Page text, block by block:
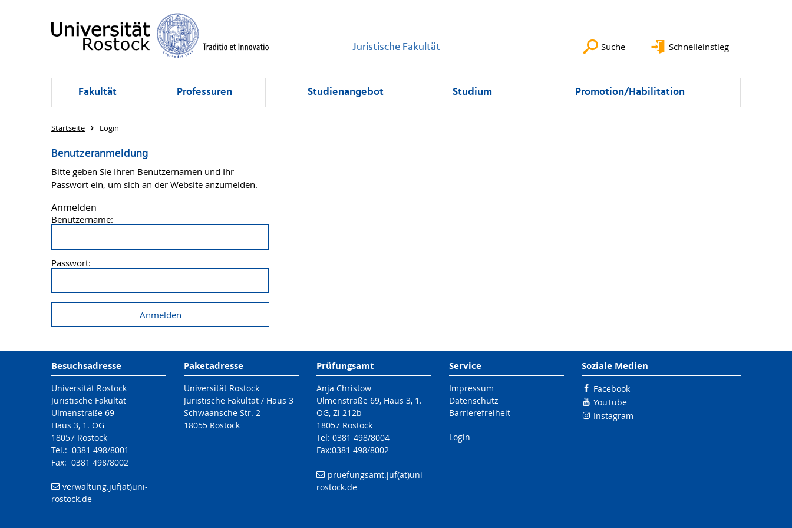
Juristische Fakultät Suche Schnelleinstieg
Fakultät Professuren Studienangebot Studium Promotion/Habilitation
Startseite Login
Benutzeranmeldung
Bitte geben Sie Ihren Benutzernamen und Ihr
Passwort ein, um sich an der Website anzumelden.
Anmelden
Benutzername:
Passwort:
Besuchsadresse
Universität Rostock
Juristische Fakultät
Ulmenstraße 69
Haus 3, 1. OG
18057 Rostock
Tel.: 0381 498/8001
Fax: 0381 498/8002
verwaltung.juf(at)uni-
rostock.de
Paketadresse
Universität Rostock
Juristische Fakultät / Haus 3
Schwaansche Str. 2
18055 Rostock
Prüfungsamt
Anja Christow
Ulmenstraße 69, Haus 3, 1.
OG, Zi 212b
18057 Rostock
Tel: 0381 498/8004
Fax:0381 498/8002
pruefungsamt.juf(at)uni-
rostock.de
Service
Impressum
Datenschutz
Barrierefreiheit
Login
Soziale Medien
Facebook
YouTube
Instagram